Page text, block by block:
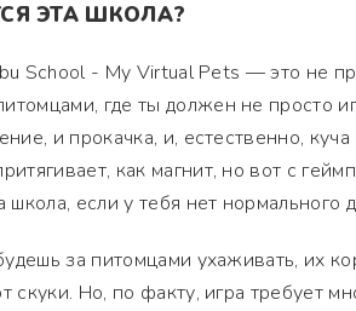
ЭТА ШКОЛА?
School - My Virtual Pets — это не
где ты должен не просто
и прокачка, и, естественно,
как магнит, но вот с
школа, если у тебя нет нормального
за питомцами ухаживать, их
скуки. Но, по факту, игра требует